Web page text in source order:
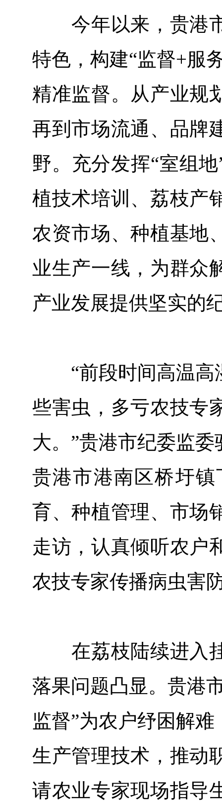
今年以来，贵港市
特色，构建“监督+服
精准监督。从产业规
再到市场流通、品牌
野。充分发挥“室组
植技术培训、荔枝产
农资市场、种植基地
业生产一线，为群众
产业发展提供坚实的
“前段时间高温高
些害虫，多亏农技专
大。”贵港市纪委监
贵港市港南区桥圩
育、种植管理、市场
走访，认真倾听农户
农技专家传播病虫害
在荔枝陆续进入挂
落果问题凸显。贵港
监督”为农户纾困解
生产管理技术，推动
请农业专家现场指导